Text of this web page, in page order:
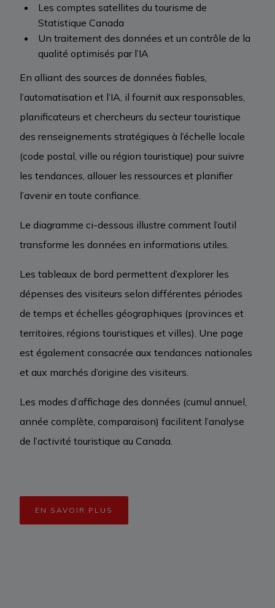
Les comptes satellites du tourisme de
Statistique Canada
Un traitement des données et un contrôle de la
qualité optimisés par l’IA
En alliant des sources de données fiables,
l’automatisation et l’IA, il fournit aux responsables,
planificateurs et chercheurs du secteur touristique
des renseignements stratégiques à l’échelle locale
(code postal, ville ou région touristique) pour suivre
les tendances, allouer les ressources et planifier
l’avenir en toute confiance.
Le diagramme ci-dessous illustre comment l’outil
transforme les données en informations utiles.
Les tableaux de bord permettent d’explorer les
dépenses des visiteurs selon différentes périodes
de temps et échelles géographiques (provinces et
territoires, régions touristiques et villes). Une page
est également consacrée aux tendances nationales
et aux marchés d’origine des visiteurs.
Les modes d’affichage des données (cumul annuel,
année complète, comparaison) facilitent l’analyse
de l’activité touristique au Canada.
EN SAVOIR PLUS